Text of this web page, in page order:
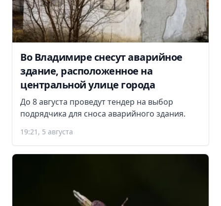
Во Владимире снесут аварийное
здание, расположенное на
центральной улице города
До 8 августа проведут тендер на выбор
подрядчика для сноса аварийного здания.
19:21, 5 августа